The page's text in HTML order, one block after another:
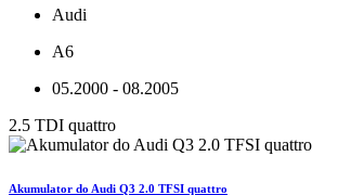
Audi
A6
05.2000 - 08.2005
2.5 TDI quattro
Akumulator do Audi Q3 2.0 TFSI quattro